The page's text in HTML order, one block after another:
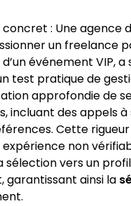
: Une agence
un freelance
événement VIP, a
test pratique de
approfondie de
incluant des appels à
Cette
non
sélection vers un
garantissant ainsi la